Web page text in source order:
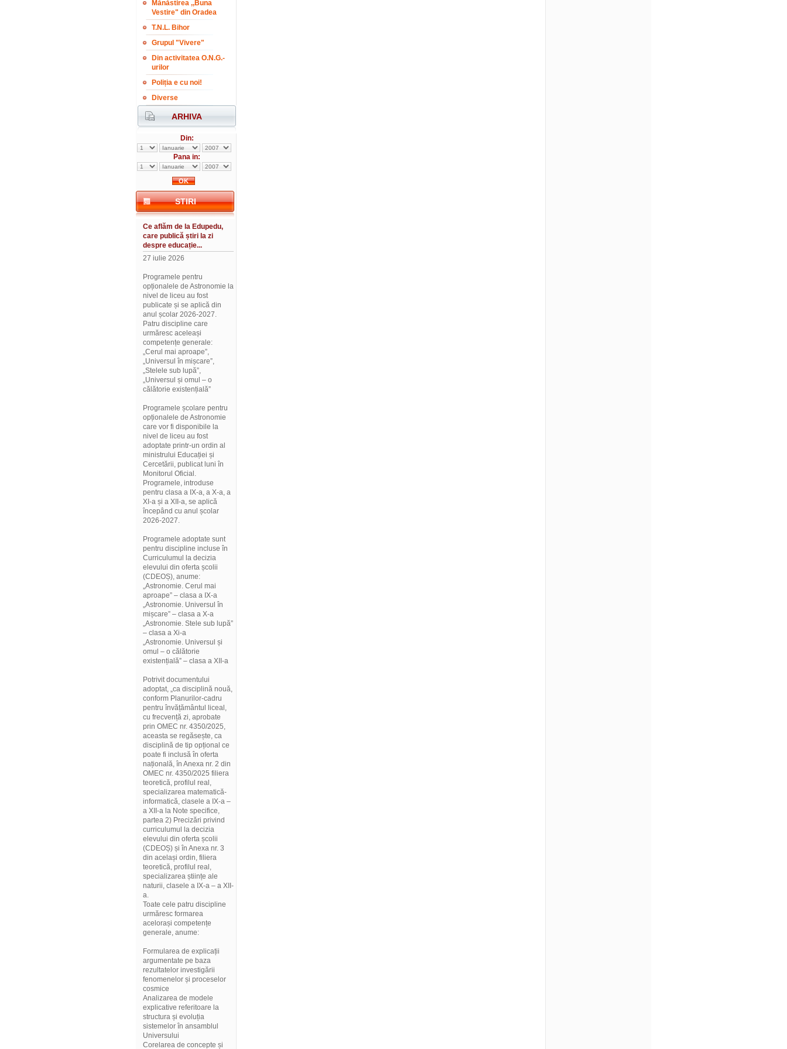
Mănăstirea ,,Buna
Vestire" din Oradea
T.N.L. Bihor
Grupul "Vivere"
Din activitatea O.N.G.-
urilor
Poliția e cu noi!
Diverse
ARHIVA
Din:
Pana in:
STIRI
Ce aflăm de la Edupedu,
care publică știri la zi
despre educație...
27 iulie 2026
Programele pentru
opționalele de Astronomie la
nivel de liceu au fost
publicate și se aplică din
anul școlar 2026-2027.
Patru discipline care
urmăresc aceleași
competențe generale:
„Cerul mai aproape”,
„Universul în mișcare”,
„Stelele sub lupă”,
„Universul și omul – o
călătorie existențială”
Programele școlare pentru
opționalele de Astronomie
care vor fi disponibile la
nivel de liceu au fost
adoptate printr-un ordin al
ministrului Educației și
Cercetării, publicat luni în
Monitorul Oficial.
Programele, introduse
pentru clasa a IX-a, a X-a, a
XI-a și a XII-a, se aplică
începând cu anul școlar
2026-2027.
Programele adoptate sunt
pentru discipline incluse în
Curriculumul la decizia
elevului din oferta școlii
(CDEOȘ), anume:
„Astronomie. Cerul mai
aproape” – clasa a IX-a
„Astronomie. Universul în
mișcare” – clasa a X-a
„Astronomie. Stele sub lupă”
– clasa a Xi-a
„Astronomie. Universul și
omul – o călătorie
existențială” – clasa a XII-a
Potrivit documentului
adoptat, „ca disciplină nouă,
conform Planurilor-cadru
pentru învățământul liceal,
cu frecvență zi, aprobate
prin OMEC nr. 4350/2025,
aceasta se regăsește, ca
disciplină de tip opțional ce
poate fi inclusă în oferta
națională, în Anexa nr. 2 din
OMEC nr. 4350/2025 filiera
teoretică, profilul real,
specializarea matematică-
informatică, clasele a IX-a –
a XII-a la Note specifice,
partea 2) Precizări privind
curriculumul la decizia
elevului din oferta școlii
(CDEOȘ) și în Anexa nr. 3
din același ordin, filiera
teoretică, profilul real,
specializarea științe ale
naturii, clasele a IX-a – a XII-
a.
Toate cele patru discipline
urmăresc formarea
acelorași competențe
generale, anume:
Formularea de explicații
argumentate pe baza
rezultatelor investigării
fenomenelor și proceselor
cosmice
Analizarea de modele
explicative referitoare la
structura și evoluția
sistemelor în ansamblul
Universului
Corelarea de concepte și